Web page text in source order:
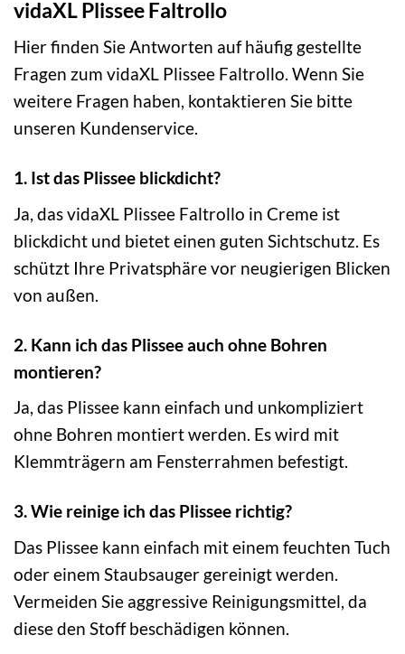
vidaXL Plissee Faltrollo
Hier finden Sie Antworten auf häufig gestellte
Fragen zum vidaXL Plissee Faltrollo. Wenn Sie
weitere Fragen haben, kontaktieren Sie bitte
unseren Kundenservice.
1. Ist das Plissee blickdicht?
Ja, das vidaXL Plissee Faltrollo in Creme ist
blickdicht und bietet einen guten Sichtschutz. Es
schützt Ihre Privatsphäre vor neugierigen Blicken
von außen.
2. Kann ich das Plissee auch ohne Bohren
montieren?
Ja, das Plissee kann einfach und unkompliziert
ohne Bohren montiert werden. Es wird mit
Klemmträgern am Fensterrahmen befestigt.
3. Wie reinige ich das Plissee richtig?
Das Plissee kann einfach mit einem feuchten Tuch
oder einem Staubsauger gereinigt werden.
Vermeiden Sie aggressive Reinigungsmittel, da
diese den Stoff beschädigen können.